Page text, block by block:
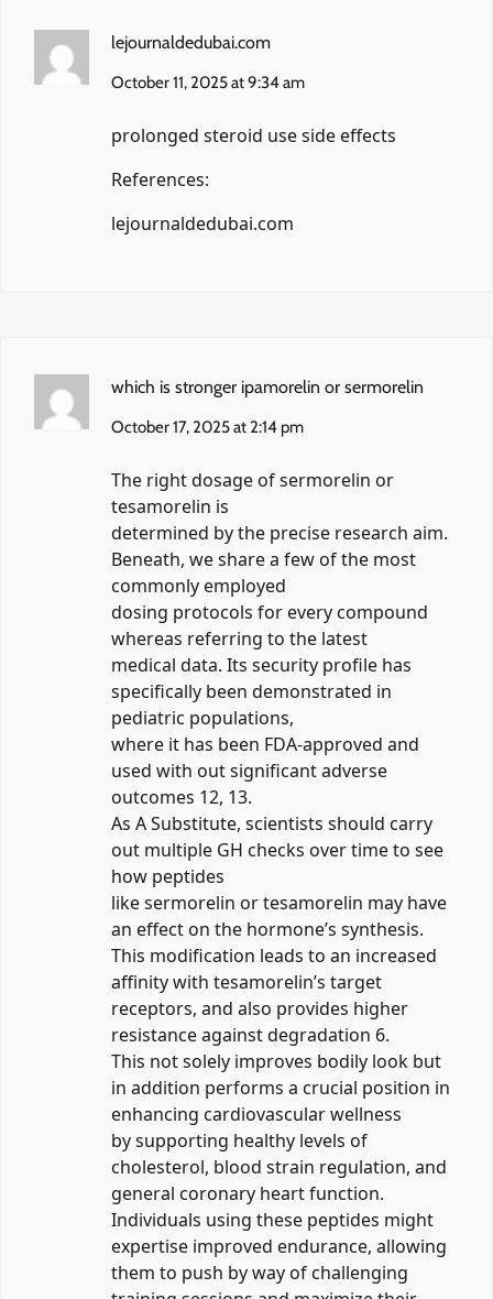
lejournaldedubai.com
October 11, 2025 at 9:34 am
prolonged steroid use side effects
References:
lejournaldedubai.com
which is stronger ipamorelin or sermorelin
October 17, 2025 at 2:14 pm
The right dosage of sermorelin or
tesamorelin is
determined by the precise research aim.
Beneath, we share a few of the most
commonly employed
dosing protocols for every compound
whereas referring to the latest
medical data. Its security profile has
specifically been demonstrated in
pediatric populations,
where it has been FDA-approved and
used with out significant adverse
outcomes 12, 13.
As A Substitute, scientists should carry
out multiple GH checks over time to see
how peptides
like sermorelin or tesamorelin may have
an effect on the hormone’s synthesis.
This modification leads to an increased
affinity with tesamorelin’s target
receptors, and also provides higher
resistance against degradation 6.
This not solely improves bodily look but
in addition performs a crucial position in
enhancing cardiovascular wellness
by supporting healthy levels of
cholesterol, blood strain regulation, and
general coronary heart function.
Individuals using these peptides might
expertise improved endurance, allowing
them to push by way of challenging